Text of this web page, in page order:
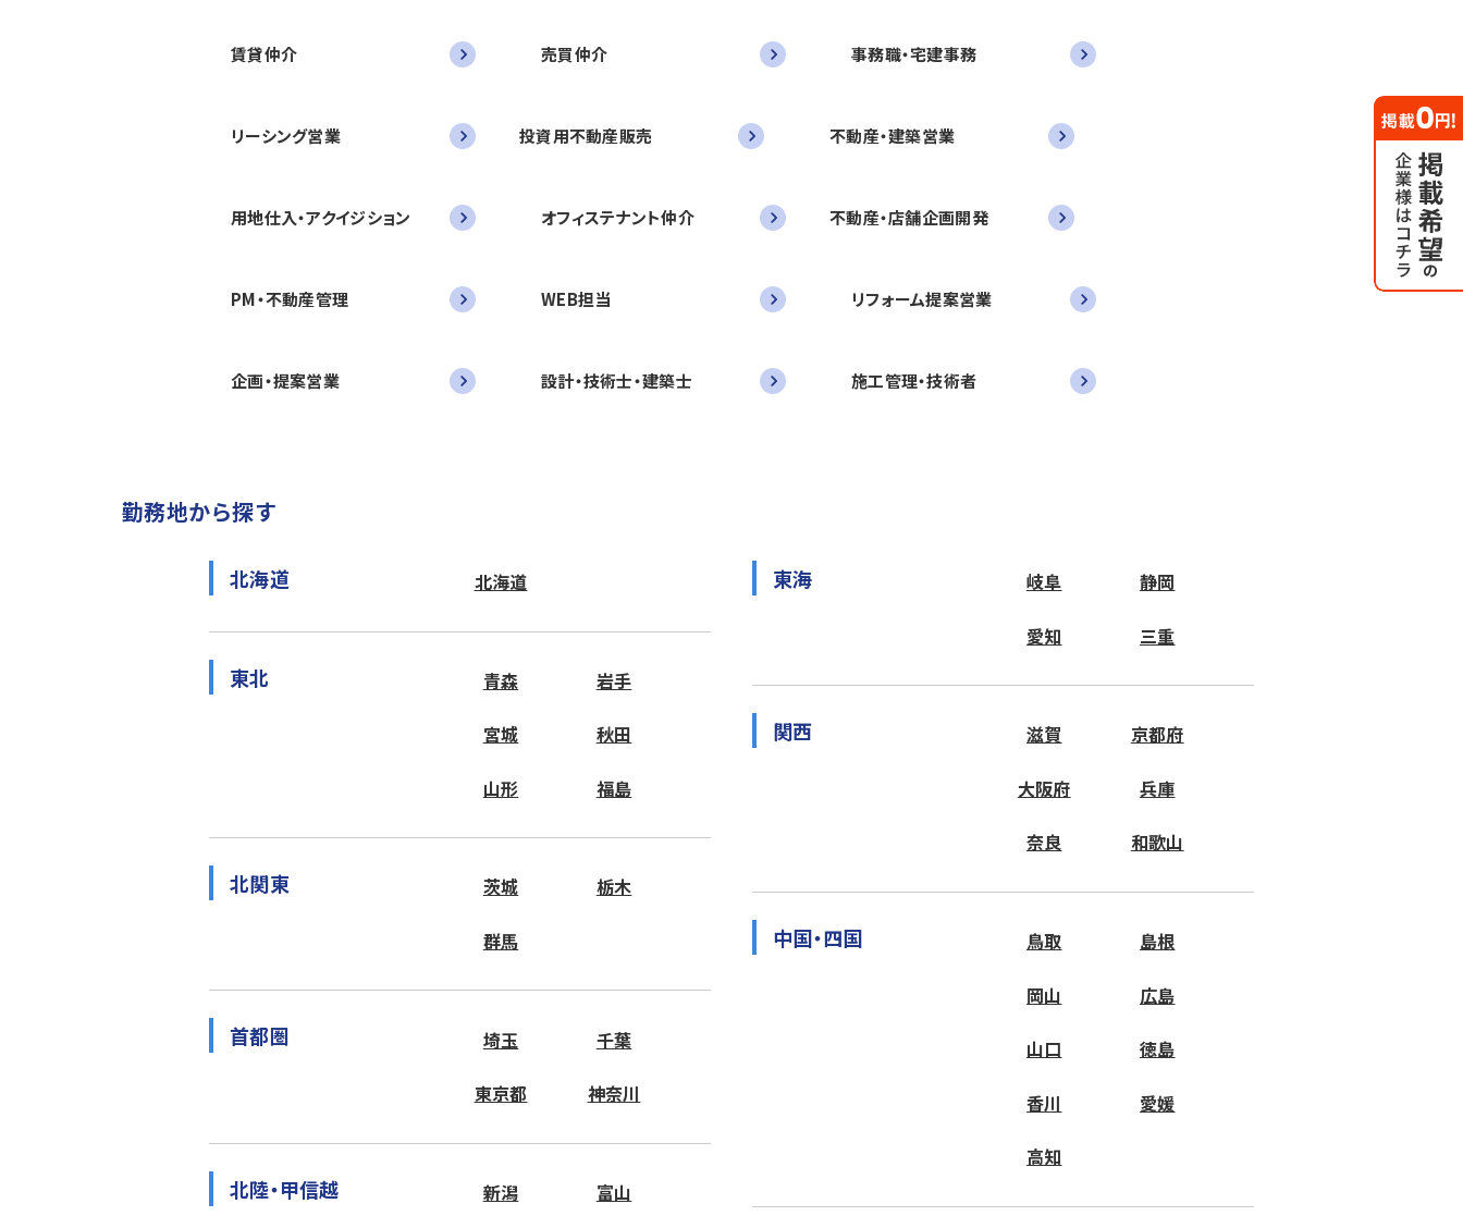
賃貸仲介 売買仲介 事務職・宅建事務
リーシング営業 投資用不動産販売 不動産・建築営業
用地仕入・アクイジション オフィステナント仲介 不動産・店舗企画開発
PM・不動産管理 WEB担当 リフォーム提案営業
企画・提案営業 設計・技術士・建築士 施工管理・技術者
勤務地から探す
北海道 北海道
東北 青森 岩手
宮城 秋田
山形 福島
北関東 茨城 栃木
群馬
首都圏 埼玉 千葉
東京都 神奈川
北陸・甲信越 新潟 富山
東海 岐阜 静岡
愛知 三重
関西 滋賀 京都府
大阪府 兵庫
奈良 和歌山
中国・四国 鳥取 島根
岡山 広島
山口 徳島
香川 愛媛
高知